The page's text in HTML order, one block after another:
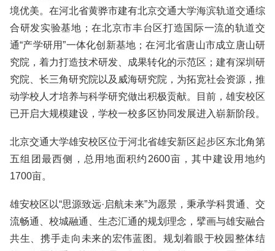
境优美。在河北省黄骅市建有北京交通大学海滨轨道交通综
合研发实验基地；在北京市丰台区打造国际一流的轨道交
通“产学研用”一体化创新基地；在河北省唐山市成立唐山研
究院，着力打造技术研发、成果转化的示范区；建有深圳研
究院、长三角研究院以及威海研究院，为拓宽社会资源，推
动学校人才培养与科学研究做出积极贡献。目前，雄安校区
已开启大规模建设，学校一校多区协同发展进入崭新阶段。
北京交通大学雄安校区位于河北省雄安新区起步区东北角第
五组团最西侧，总用地面积约2600亩，其中建设用地约
1700亩。
雄安校区以“思源致远·启航未来”为愿景，秉承学科贯通、交
流畅通、校城融通、生态汇通的规划理念，擘画与雄安融合
共生、携手走向未来的宏伟蓝图。规划着眼于校园整体结